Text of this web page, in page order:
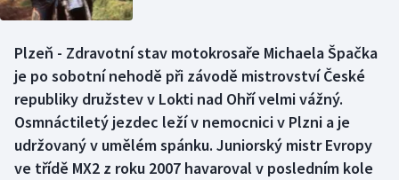
Boby a skeleton
Box
Curling
Dostihy
AZ kvíz
Plzeň - Zdravotní stav motokrosaře Michaela Špačka
je po sobotní nehodě při závodě mistrovství České
republiky družstev v Lokti nad Ohří velmi vážný.
Osmnáctiletý jezdec leží v nemocnici v Plzni a je
udržovaný v umělém spánku. Juniorský mistr Evropy
ve třídě MX2 z roku 2007 havaroval v posledním kole